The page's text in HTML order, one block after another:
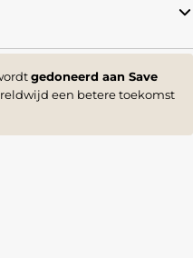
gedoneerd aan Save
een betere toekomst